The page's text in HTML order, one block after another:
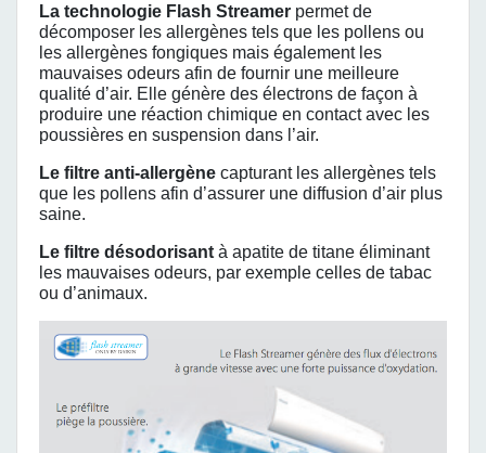
La technologie Flash Streamer permet de
décomposer les allergènes tels que les pollens ou
les allergènes fongiques mais également les
mauvaises odeurs afin de fournir une meilleure
qualité d’air. Elle génère des électrons de façon à
produire une réaction chimique en contact avec les
poussières en suspension dans l’air.
Le filtre anti-allergène capturant les allergènes tels
que les pollens afin d’assurer une diffusion d’air plus
saine.
Le filtre désodorisant à apatite de titane éliminant
les mauvaises odeurs, par exemple celles de tabac
ou d’animaux.